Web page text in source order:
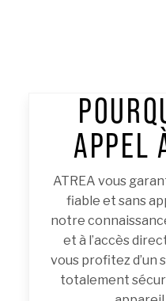
APPEL
ATREA vous
fiable et sans
notre
et à l’accès
vous profitez d’un
totalement